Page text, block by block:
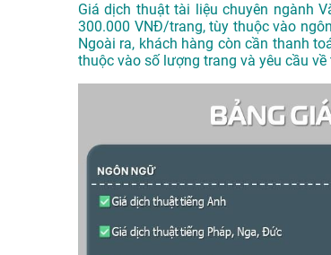
Giá dịch thuật tài liệu chuyên ngành
300.000 VNĐ/trang, tùy thuộc vào
Ngoài ra, khách hàng còn cần thanh
thuộc vào số lượng trang và yêu cầu